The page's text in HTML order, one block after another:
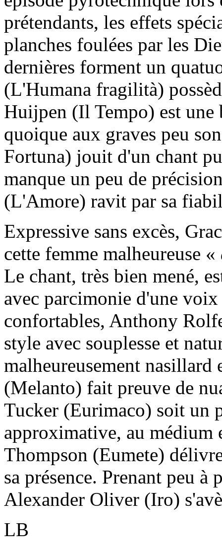
prétendants, les effets
planches foulées par les
dernières forment un
(L'Humana fragilità)
Huijpen (Il Tempo) est une
quoique aux graves peu
Fortuna) jouit d'un chant
manque un peu de
(L'Amore) ravit par sa
Expressive sans excès,
cette femme malheureuse «
Le chant, très bien mené,
avec parcimonie d'une
confortables, Anthony
style avec souplesse et
malheureusement
(Melanto) fait preuve de
Tucker (Eurimaco) soit un
approximative, au médium
Thompson (Eumete)
sa présence. Prenant peu à
Alexander Oliver (Iro)
LB